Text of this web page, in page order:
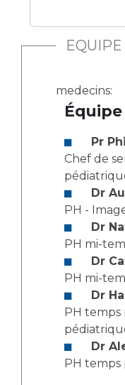
Transports
Vos droits, vos
Handicap
Handi 13
Pôle Médecine
Accueil sourds et
Charte Romain
Mouvement
Activité
Cancer
Écoles et
Plateforme
Adresser un patient
Réseaux de soins
Adresser un
Médicale
Radiologie /
Cancérologie
Les pôles
Anatomie et
Adresser un
EQUIPE
medecins:
Pr
Chef de
Dr
PH -
Dr
PH mi-
Dr
PH mi-
Dr
PH temps
Dr
PH temps